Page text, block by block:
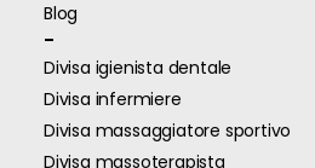
Blog
-
Divisa igienista dentale
Divisa infermiere
Divisa massaggiatore sportivo
Divisa massoterapista